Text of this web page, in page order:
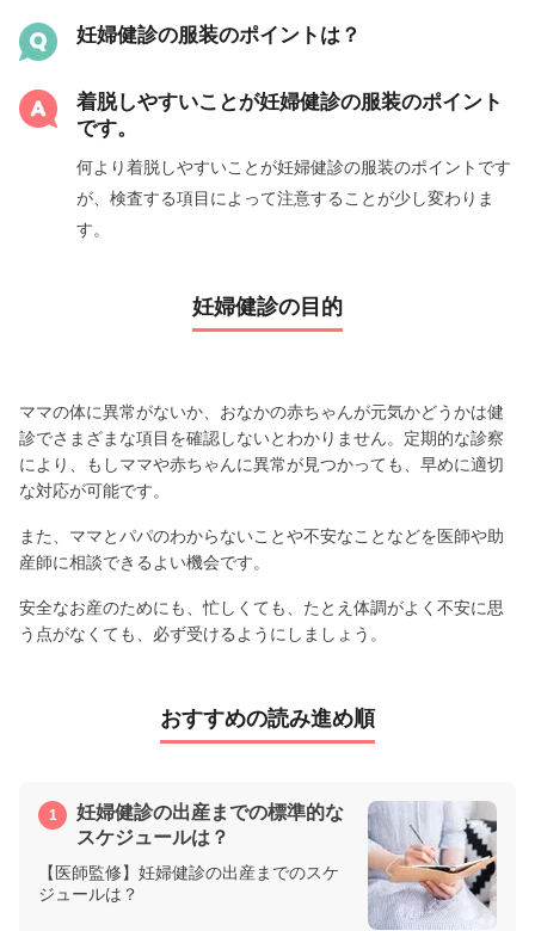
妊婦健診の服装のポイントは？
着脱しやすいことが妊婦健診の服装のポイント
です。
何より着脱しやすいことが妊婦健診の服装のポイントです
が、検査する項目によって注意することが少し変わりま
す。
妊婦健診の目的
ママの体に異常がないか、おなかの赤ちゃんが元気かどうかは健
診でさまざまな項目を確認しないとわかりません。定期的な診察
により、もしママや赤ちゃんに異常が見つかっても、早めに適切
な対応が可能です。
また、ママとパパのわからないことや不安なことなどを医師や助
産師に相談できるよい機会です。
安全なお産のためにも、忙しくても、たとえ体調がよく不安に思
う点がなくても、必ず受けるようにしましょう。
おすすめの読み進め順
妊婦健診の出産までの標準的な
スケジュールは？
【医師監修】妊婦健診の出産までのスケ
ジュールは？